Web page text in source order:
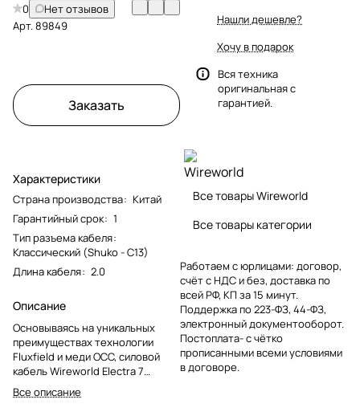
0
Нет отзывов
Арт.89849
Заказать
Характеристики
Страна производства: Китай
Гарантийный срок: 1
Тип разъема кабеля:
Классический (Shuko - С13)
Длина кабеля: 2.0
Описание
Основываясь на уникальных
преимуществах технологии
Fluxfield и меди OCC, силовой
кабель Wireworld Electra 7
обеспечивает значительное
улучшение четкости и
Все описание
Нашли дешевле?
Хочу в подарок
Вся техника
оригинальная с
гарантией.
Все товары Wireworld
Все товары категории
Работаем с юрлицами: договор,
счёт с НДС и без, доставка по
всей РФ, КП за 15 минут.
Поддержка по 223-ФЗ, 44-ФЗ,
электронный документооборот.
Постоплата- с чётко
прописанными всеми условиями
в договоре.